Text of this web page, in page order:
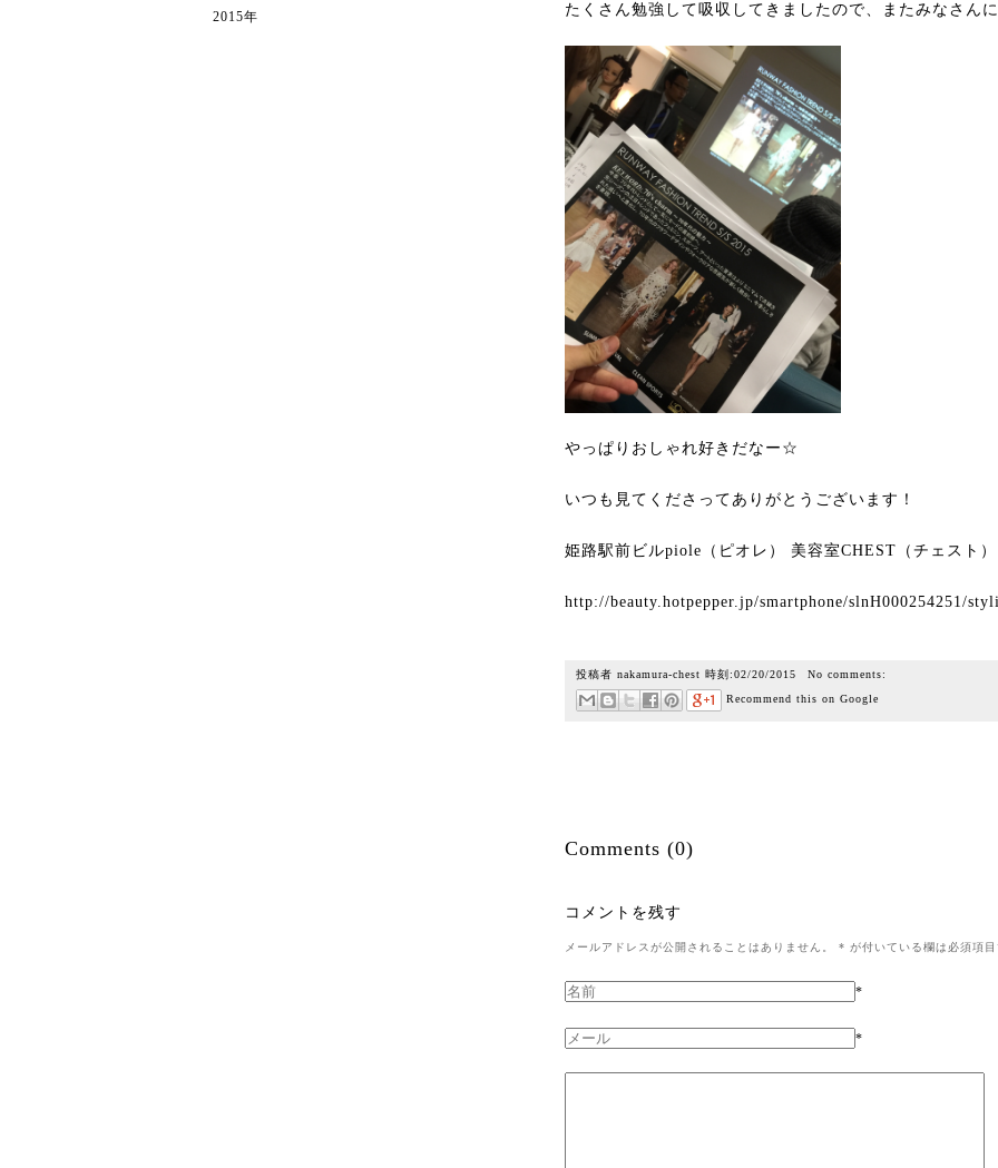
たくさん勉強して吸収してきましたので、またみなさん
やっぱりおしゃれ好きだなー☆
いつも見てくださってありがとうございます！
姫路駅前ビルpiole（ピオレ） 美容室CHEST（チェスト
http://beauty.hotpepper.jp/smartphone/slnH000254251/
投稿者 nakamura-chest 時刻:02/20/2015 No comments:
Recommend this on Google
Comments (0)
コメントを残す
メールアドレスが公開されることはありません。 * が付いている欄は必須項
*
*
2015年